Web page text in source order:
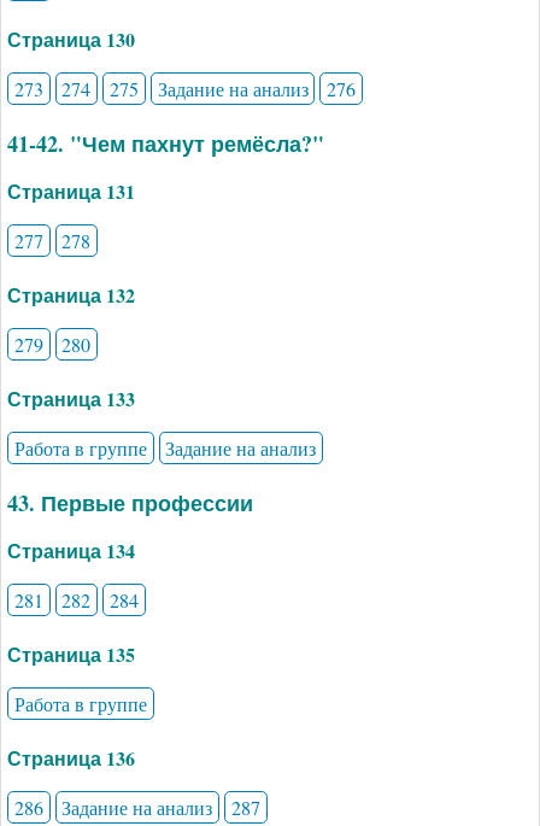
Страница 130
273 274 275 Задание на анализ 276
41-42. "Чем пахнут ремёсла?"
Страница 131
277 278
Страница 132
279 280
Страница 133
Работа в группе Задание на анализ
43. Первые профессии
Страница 134
281 282 284
Страница 135
Работа в группе
Страница 136
286 Задание на анализ 287